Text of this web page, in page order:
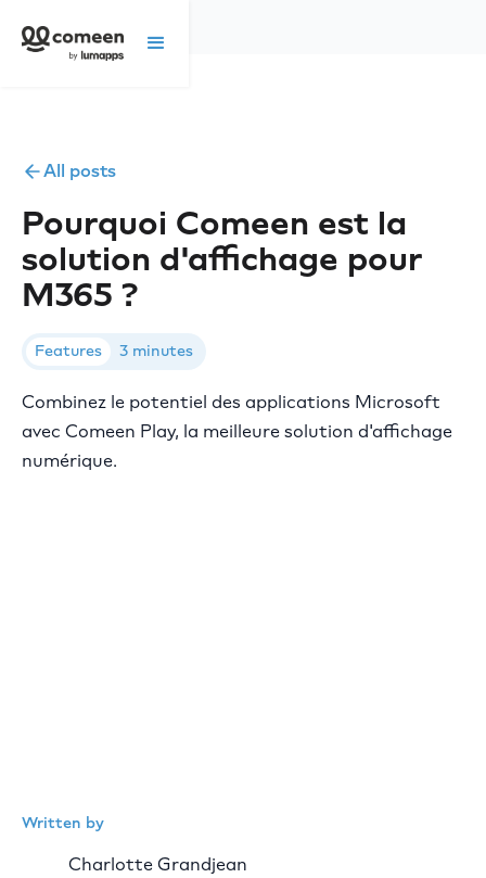
All posts
Pourquoi Comeen est la
solution d'affichage pour
M365 ?
Features 3 minutes
Combinez le potentiel des applications Microsoft
avec Comeen Play, la meilleure solution d'affichage
numérique.
Written by
Charlotte Grandjean